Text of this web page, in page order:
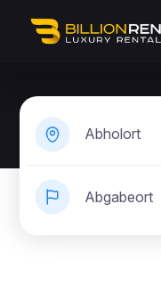
Abholort
Abgabeort